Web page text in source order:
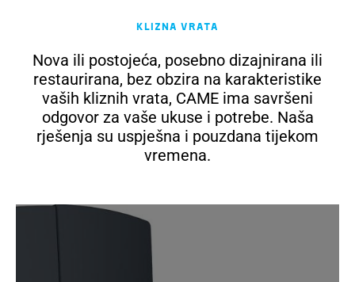
Klizna vrata
Nova ili postojeća, posebno dizajnirana ili
restaurirana, bez obzira na karakteristike
vaših kliznih vrata, CAME ima savršeni
odgovor za vaše ukuse i potrebe. Naša
rješenja su uspješna i pouzdana tijekom
vremena.